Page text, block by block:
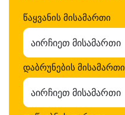
წაყვანის მისამართი
აირჩიეთ მისამართი
დაბრუნების მისამართი
აირჩიეთ მისამართი